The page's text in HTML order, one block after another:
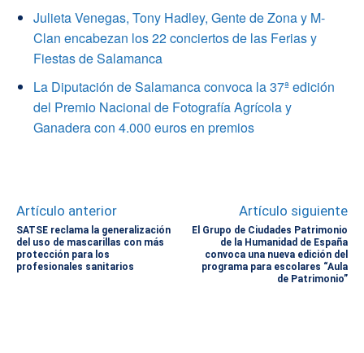
Julieta Venegas, Tony Hadley, Gente de Zona y M-
Clan encabezan los 22 conciertos de las Ferias y
Fiestas de Salamanca
La Diputación de Salamanca convoca la 37ª edición
del Premio Nacional de Fotografía Agrícola y
Ganadera con 4.000 euros en premios
Artículo anterior
SATSE reclama la generalización
del uso de mascarillas con más
protección para los
profesionales sanitarios
Artículo siguiente
El Grupo de Ciudades Patrimonio
de la Humanidad de España
convoca una nueva edición del
programa para escolares “Aula
de Patrimonio”